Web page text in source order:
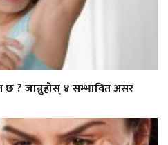
छ ? जान्नुहोस् ४ सम्भावित असर